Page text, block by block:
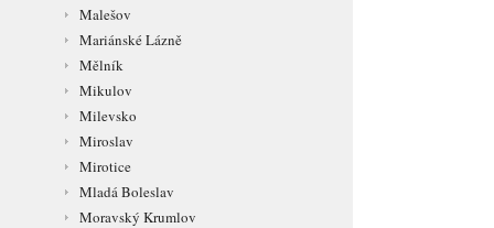
Malešov
Mariánské Lázně
Mělník
Mikulov
Milevsko
Miroslav
Mirotice
Mladá Boleslav
Moravský Krumlov